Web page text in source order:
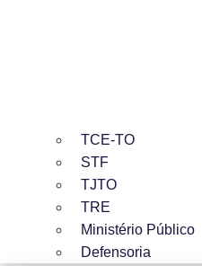
TCE-TO
STF
TJTO
TRE
Ministério Público
Defensoria